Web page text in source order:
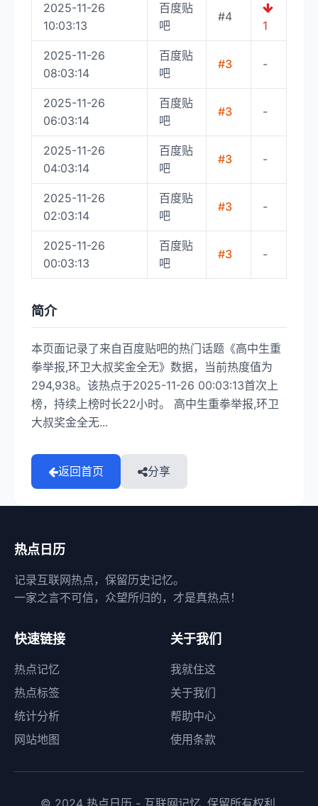
2025-11-26
10:03:13
百度贴
吧
#4
1
2025-11-26
08:03:14
百度贴
吧
#3 -
2025-11-26
06:03:14
百度贴
吧
#3 -
2025-11-26
04:03:14
百度贴
吧
#3 -
2025-11-26
02:03:14
百度贴
吧
#3 -
2025-11-26
00:03:13
百度贴
吧
#3 -
简介
本页面记录了来自百度贴吧的热门话题《高中生重
拳举报,环卫大叔奖金全无》数据，当前热度值为
294,938。该热点于2025-11-26 00:03:13首次上
榜，持续上榜时长22小时。 高中生重拳举报,环卫
大叔奖金全无...
返回首页 分享
热点日历
记录互联网热点，保留历史记忆。
一家之言不可信，众望所归的，才是真热点！
快速链接
热点记忆
热点标签
统计分析
网站地图
关于我们
我就住这
关于我们
帮助中心
使用条款
© 2024 热点日历 - 互联网记忆. 保留所有权利.